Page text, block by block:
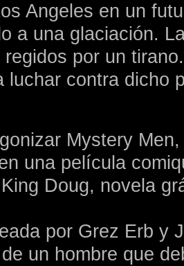
Angeles en un
a una glaciación.
por un
luchar contra dicho
Mystery
una película
Doug, novela
por Grez Erb y
un hombre que